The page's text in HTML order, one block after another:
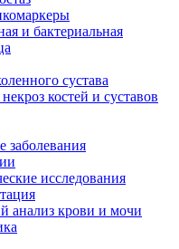
и бактериальная
сустава
костей и суставов
исследования
анализ крови и мочи